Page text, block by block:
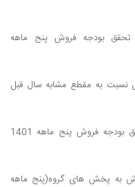
بودجه فروش پنج ماهه
نسبت به مقطع مشابه سال قبل
رتبه اول شرکت های برتر از نظر درصد تحقق بودجه فروش پنج ماهه 1401
به پخش های گروه(پنج ماهه